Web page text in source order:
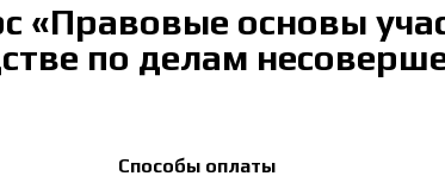
«Правовые основы
по делам
Способы оплаты